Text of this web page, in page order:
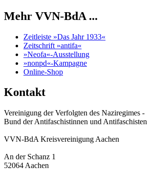
Mehr VVN-BdA ...
Zeitleiste »Das Jahr 1933«
Zeitschrift »antifa«
»Neofa«-Ausstellung
»nonpd«-Kampagne
Online-Shop
Kontakt
Vereinigung der Verfolgten des Naziregimes -
Bund der Antifaschistinnen und Antifaschisten
VVN-BdA Kreisvereinigung Aachen
An der Schanz 1
52064 Aachen